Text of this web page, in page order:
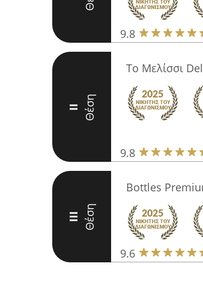
9.8
II Θέση
Το Μελίσσι
9.8
III Θέση
Bottles
9.6